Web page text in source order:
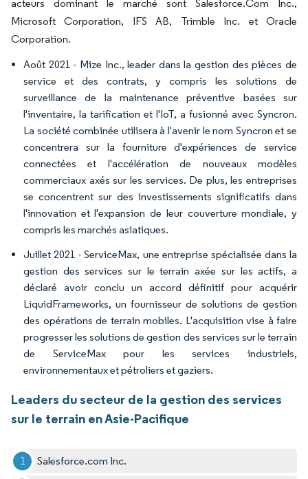
acteurs dominant le marché sont Salesforce.Com Inc.,
Microsoft Corporation, IFS AB, Trimble Inc. et Oracle
Corporation.
Août 2021 - Mize Inc., leader dans la gestion des pièces de
service et des contrats, y compris les solutions de
surveillance de la maintenance préventive basées sur
l'inventaire, la tarification et l'IoT, a fusionné avec Syncron.
La société combinée utilisera à l'avenir le nom Syncron et se
concentrera sur la fourniture d'expériences de service
connectées et l'accélération de nouveaux modèles
commerciaux axés sur les services. De plus, les entreprises
se concentrent sur des investissements significatifs dans
l'innovation et l'expansion de leur couverture mondiale, y
compris les marchés asiatiques.
Juillet 2021 - ServiceMax, une entreprise spécialisée dans la
gestion des services sur le terrain axée sur les actifs, a
déclaré avoir conclu un accord définitif pour acquérir
LiquidFrameworks, un fournisseur de solutions de gestion
des opérations de terrain mobiles. L'acquisition vise à faire
progresser les solutions de gestion des services sur le terrain
de ServiceMax pour les services industriels,
environnementaux et pétroliers et gaziers.
Leaders du secteur de la gestion des services
sur le terrain en Asie-Pacifique
Salesforce.com Inc.